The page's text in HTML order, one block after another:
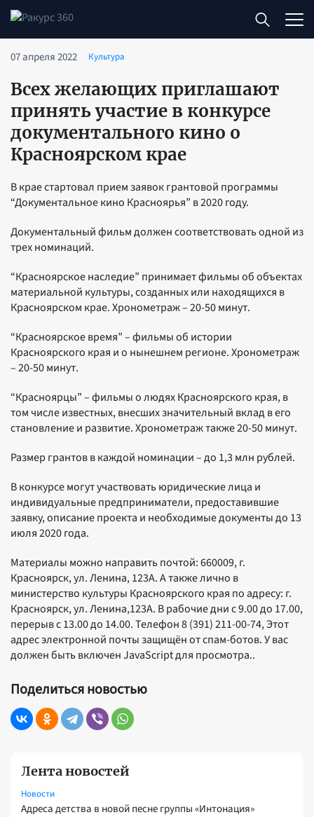
Лента новостей
Новости
Адреса детства в новой песне группы «Интонация»
07 апреля 2022 Культура
Всех желающих приглашают
принять участие в конкурсе
документального кино о
Красноярском крае
В крае стартовал прием заявок грантовой программы
“Документальное кино Красноярья” в 2020 году.
Документальный фильм должен соответствовать одной из
трех номинаций.
“Красноярское наследие” принимает фильмы об объектах
материальной культуры, созданных или находящихся в
Красноярском крае. Хронометраж – 20-50 минут.
“Красноярское время” – фильмы об истории
Красноярского края и о нынешнем регионе. Хронометраж
– 20-50 минут.
“Красноярцы” – фильмы о людях Красноярского края, в
том числе известных, внесших значительный вклад в его
становление и развитие. Хронометраж также 20-50 минут.
Размер грантов в каждой номинации – до 1,3 млн рублей.
В конкурсе могут участвовать юридические лица и
индивидуальные предприниматели, предоставившие
заявку, описание проекта и необходимые документы до 13
июля 2020 года.
Материалы можно направить почтой: 660009, г.
Красноярск, ул. Ленина, 123А. А также лично в
министерство культуры Красноярского края по адресу: г.
Красноярск, ул. Ленина,123А. В рабочие дни с 9.00 до 17.00,
перерыв с 13.00 до 14.00. Телефон 8 (391) 211-00-74, Этот
адрес электронной почты защищён от спам-ботов. У вас
должен быть включен JavaScript для просмотра..
Поделиться новостью